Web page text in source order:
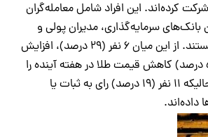
آمارگیری 21 نفر شرکت‌ کرده‌اند. این افراد شامل معامله‌گران
بانک‌های سرمایه‌گذاری، مدیران پولی و
تحلیل‌گران فنی بازار هستند. از این میان 6 نفر (29 درصد)، افزایش
قیمت طلا و 11 نفر (52 درصد) کاهش قیمت طلا در هفته آینده را
پیش‌بینی می‌کنند در حالیکه 11 نفر (19 درصد) رای به ثبات یا